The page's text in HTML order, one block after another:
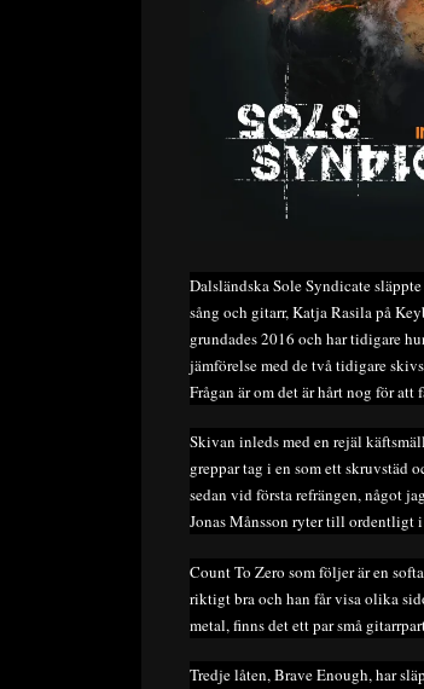
Dalsländska Sole Syndicate
sång och gitarr, Katja Rasila på
grundades 2016 och har tidigare
jämförelse med de två tidigare
Frågan är om det är hårt nog för att
Skivan inleds med en rejäl
greppar tag i en som ett skruvstäd
sedan vid första refrängen, något
Jonas Månsson ryter till ordentligt
Count To Zero som följer är en
riktigt bra och han får visa olika
metal, finns det ett par små
Tredje låten, Brave Enough, har